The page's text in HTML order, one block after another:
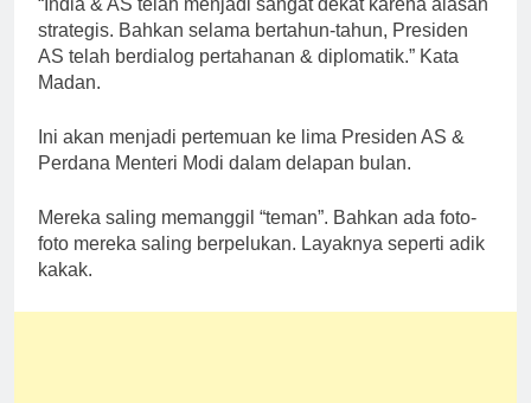
strategis. Bahkan selama bertahun-tahun, Presiden
AS telah berdialog pertahanan & diplomatik.” Kata
Madan.
Ini akan menjadi pertemuan ke lima Presiden AS &
Perdana Menteri Modi dalam delapan bulan.
Mereka saling memanggil “teman”. Bahkan ada foto-
foto mereka saling berpelukan. Layaknya seperti adik
kakak.